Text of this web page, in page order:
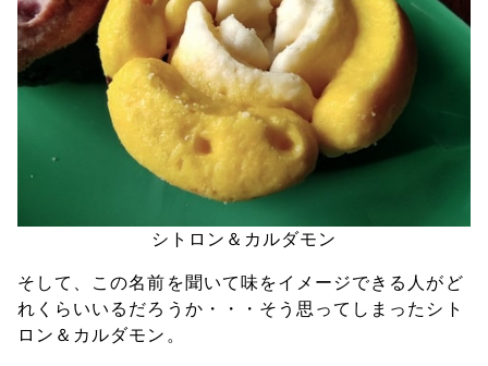
シトロン＆カルダモン
そして、この名前を聞いて味をイメージできる人がど
れくらいいるだろうか・・・そう思ってしまったシト
ロン＆カルダモン。